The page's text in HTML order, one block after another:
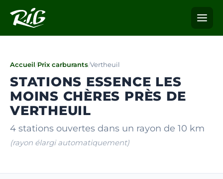
Accueil/Prix carburants/Vertheuil
STATIONS ESSENCE LES
MOINS CHÈRES PRÈS DE
VERTHEUIL
4 stations ouvertes dans un rayon de 10 km
(rayon élargi automatiquement)